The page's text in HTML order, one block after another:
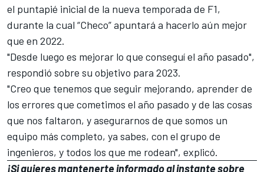
el puntapié inicial de la nueva temporada de F1,
durante la cual “Checo” apuntará a hacerlo aún mejor
que en 2022.
"Desde luego es mejorar lo que conseguí el año pasado",
respondió sobre su objetivo para 2023.
"Creo que tenemos que seguir mejorando, aprender de
los errores que cometimos el año pasado y de las cosas
que nos faltaron, y asegurarnos de que somos un
equipo más completo, ya sabes, con el grupo de
ingenieros, y todos los que me rodean", explicó.
¡Si quieres mantenerte informado al instante sobre